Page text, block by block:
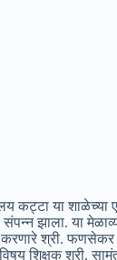
या शाळेच्या
संपन्न झाला. या
श्री. फणसेकर
शिक्षक श्री.